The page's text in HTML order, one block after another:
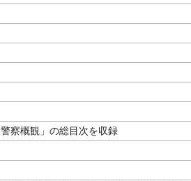
察概観」の総目次を収録